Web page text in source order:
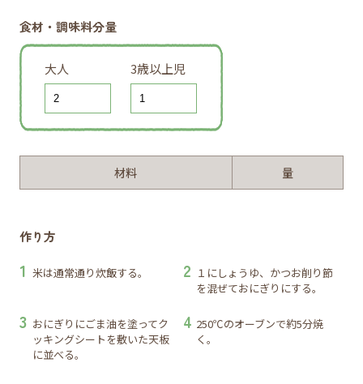
食材・調味料分量
大人 3歳以上児
材料 量
作り方
米は通常通り炊飯する。
１にしょうゆ、かつお削り節
を混ぜておにぎりにする。
おにぎりにごま油を塗ってク
ッキングシートを敷いた天板
に並べる。
250℃のオーブンで約5分焼
く。